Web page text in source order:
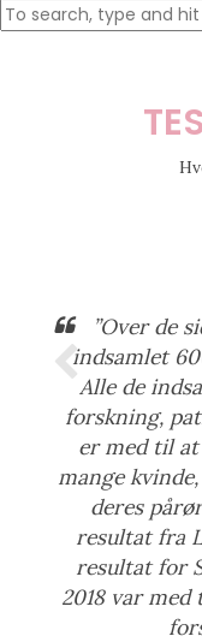
”Over de
indsamlet
Alle de
forskning,
er med til
mange
deres
resultat fra
resultat for
2018 var